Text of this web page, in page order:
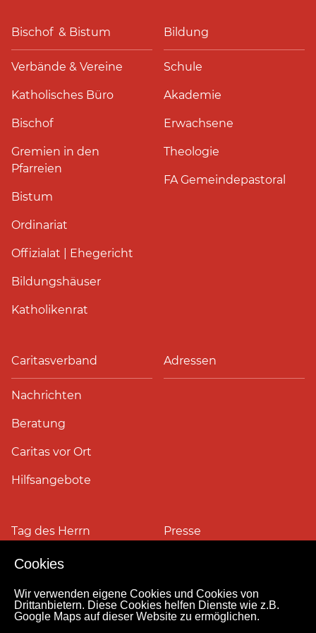
Cookies
Wir verwenden eigene Cookies und Cookies von
Drittanbietern. Diese Cookies helfen Dienste wie z.B.
Google Maps auf dieser Website zu ermöglichen.
Bischof & Bistum
Verbände & Vereine
Katholisches Büro
Bischof
Gremien in den
Pfarreien
Bistum
Ordinariat
Offizialat | Ehegericht
Bildungshäuser
Katholikenrat
Bildung
Schule
Akademie
Erwachsene
Theologie
FA Gemeindepastoral
Caritasverband
Nachrichten
Beratung
Caritas vor Ort
Hilfsangebote
Adressen
Tag des Herrn Presse
Impressum